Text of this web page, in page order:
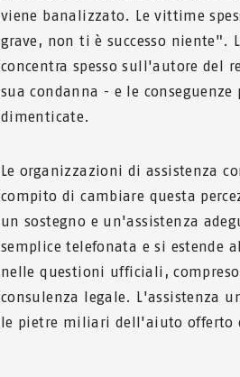
viene banalizzato. Le vittime
grave, non ti è successo
concentra spesso sull'autore del
sua condanna - e le
dimenticate.
Le organizzazioni di assistenza
compito di cambiare questa
un sostegno e un'assistenza
semplice telefonata e si estende
nelle questioni ufficiali,
consulenza legale. L'assistenza
le pietre miliari dell'aiuto offerto